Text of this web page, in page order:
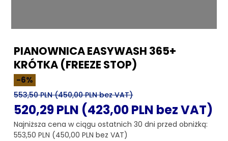
PIANOWNICA EASYWASH 365+
KRÓTKA (FREEZE STOP)
-6%
553,50 PLN (450,00 PLN bez VAT)
520,29 PLN (423,00 PLN bez VAT)
Najniższa cena w ciągu ostatnich 30 dni przed obniżką:
553,50 PLN (450,00 PLN bez VAT)